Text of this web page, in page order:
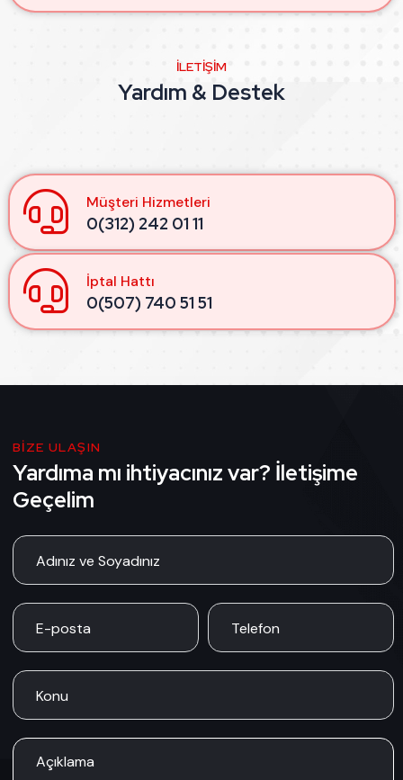
İLETIŞIM
Yardım & Destek
Müşteri Hizmetleri
0(312) 242 01 11
İptal Hattı
0(507) 740 51 51
BİZE ULAŞIN
Yardıma mı ihtiyacınız var? İletişime
Geçelim